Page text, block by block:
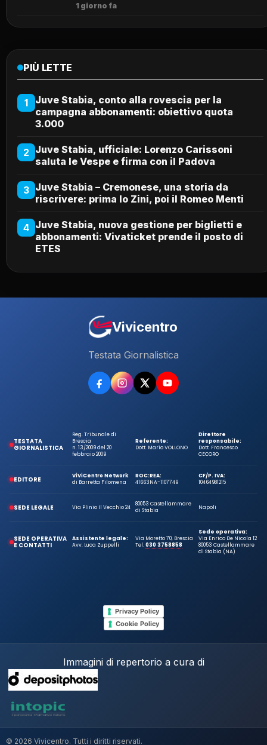
1 giorno fa
PIÙ LETTE
1
Juve Stabia, conto alla rovescia per la
campagna abbonamenti: obiettivo quota
3.000
2 Juve Stabia, ufficiale: Lorenzo Carissoni
saluta le Vespe e firma con il Padova
3 Juve Stabia – Cremonese, una storia da
riscrivere: prima lo Zini, poi il Romeo Menti
4 Juve Stabia, nuova gestione per biglietti e
abbonamenti: Vivaticket prende il posto di
ETES
Vivicentro
Testata Giornalistica
TESTATA
GIORNALISTICA
Reg. Tribunale di
Brescia
n. 13/2009 del 20
febbraio 2009
Referente:
Dott. Mario VOLLONO
Direttore
responsabile:
Dott. Francesco
CECORO
EDITORE
ViViCentro Network
di Barretta Filomena
ROC:
41663
REA:
NA-1107749
CF/P. IVA:
10464981215
SEDE LEGALE Via Plinio Il Vecchio 24
80053 Castellammare
di Stabia
Napoli
SEDE OPERATIVA
E CONTATTI
Assistente legale:
Avv. Luca Zuppelli
Via Moretto 70, Brescia
Tel.030 3758858
Sede operativa:
Via Enrico De Nicola 12
80053 Castellammare
di Stabia (NA)
Privacy Policy
Cookie Policy
Immagini di repertorio a cura di
© 2026 Vivicentro. Tutti i diritti riservati.